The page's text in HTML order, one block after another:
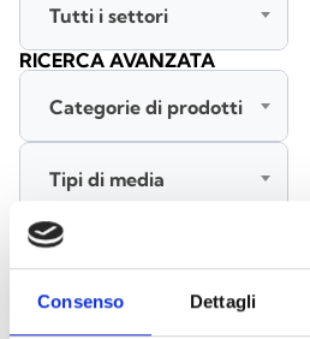
Consenso Dettagli
Tutti i settori
RICERCA AVANZATA
Categorie di prodotti
Tipi di media
Tutte le lingue
CERCA